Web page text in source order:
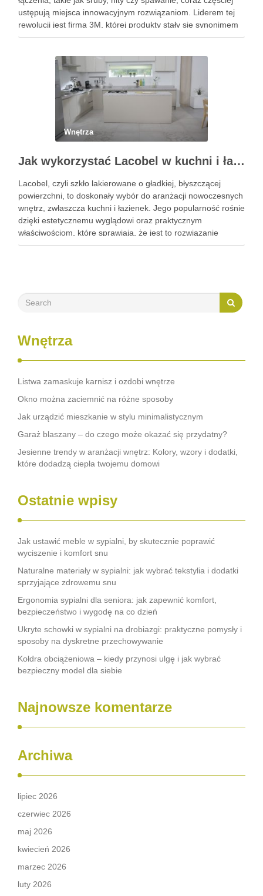
ustępują miejsca innowacyjnym rozwiązaniom. Liderem tej
rewolucji jest firma 3M, której produkty stały się synonimem
niezawodności. W szczególności taśmy dwustronne 3m
Wnętrza
Jak wykorzystać Lacobel w kuchni i łazience?
Lacobel, czyli szkło lakierowane o gładkiej, błyszczącej
powierzchni, to doskonały wybór do aranżacji nowoczesnych
wnętrz, zwłaszcza kuchni i łazienek. Jego popularność rośnie
dzięki estetycznemu wyglądowi oraz praktycznym
właściwościom, które sprawiają, że jest to rozwiązanie
wyjątkowo trwałe i łatwe w utrzymaniu. W kuchniach Lacobel
Wnętrza
Listwa zamaskuje karnisz i ozdobi wnętrze
Okno można zaciemnić na różne sposoby
Jak urządzić mieszkanie w stylu minimalistycznym
Garaż blaszany – do czego może okazać się przydatny?
Jesienne trendy w aranżacji wnętrz: Kolory, wzory i dodatki,
które dodadzą ciepła twojemu domowi
Ostatnie wpisy
Jak ustawić meble w sypialni, by skutecznie poprawić
wyciszenie i komfort snu
Naturalne materiały w sypialni: jak wybrać tekstylia i dodatki
sprzyjające zdrowemu snu
Ergonomia sypialni dla seniora: jak zapewnić komfort,
bezpieczeństwo i wygodę na co dzień
Ukryte schowki w sypialni na drobiazgi: praktyczne pomysły i
sposoby na dyskretne przechowywanie
Kołdra obciążeniowa – kiedy przynosi ulgę i jak wybrać
bezpieczny model dla siebie
Najnowsze komentarze
Archiwa
lipiec 2026
czerwiec 2026
maj 2026
kwiecień 2026
marzec 2026
luty 2026